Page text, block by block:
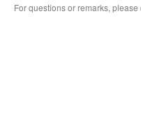
For questions or remarks,